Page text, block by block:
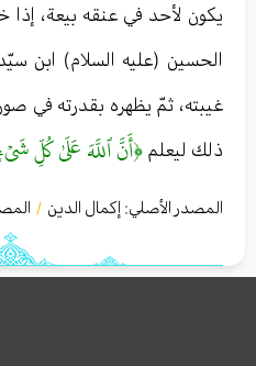
يكون لأحد في عنقه بيعة،
الحسين (عليه السلام) ابن
غيبته، ثمّ يظهره بقدرته في
ذلك ليعلم ﴿أَنَّ ٱللَّهَ عَلَىٰ كُلِّ
المصدر الأصلي: إكمال الدين /